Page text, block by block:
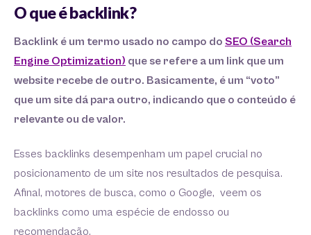
O que é backlink?
Backlink é um termo usado no campo do SEO (Search
Engine Optimization) que se refere a um link que um
website recebe de outro. Basicamente, é um “voto”
que um site dá para outro, indicando que o conteúdo é
relevante ou de valor.
Esses backlinks desempenham um papel crucial no
posicionamento de um site nos resultados de pesquisa.
Afinal, motores de busca, como o Google, veem os
backlinks como uma espécie de endosso ou
recomendação.